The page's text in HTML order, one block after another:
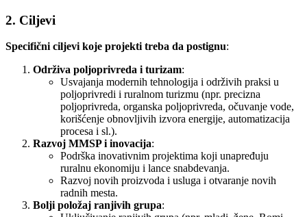
2. Ciljevi
Specifični ciljevi koje projekti treba da postignu:
Održiva poljoprivreda i turizam:
Usvajanja modernih tehnologija i održivih praksi u
poljoprivredi i ruralnom turizmu (npr. precizna
poljoprivreda, organska poljoprivreda, očuvanje vode,
korišćenje obnovljivih izvora energije, automatizacija
procesa i sl.).
Razvoj MMSP i inovacija:
Podrška inovativnim projektima koji unapređuju
ruralnu ekonomiju i lance snabdevanja.
Razvoj novih proizvoda i usluga i otvaranje novih
radnih mesta.
Bolji položaj ranjivih grupa: